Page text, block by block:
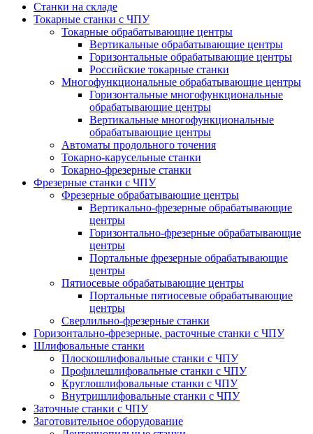
Станки на складе
Токарные станки с ЧПУ
Токарные обрабатывающие центры
Вертикальные обрабатывающие центры
Горизонтальные обрабатывающие центры
Российские токарные станки
Многофункциональные обрабатывающие центры
Горизонтальные многофункциональные
обрабатывающие центры
Вертикальные многофункциональные
обрабатывающие центры
Автоматы продольного точения
Токарно-карусельные станки
Токарно-фрезерные станки
Фрезерные станки с ЧПУ
Фрезерные обрабатывающие центры
Вертикально-фрезерные обрабатывающие
центры
Горизонтально-фрезерные обрабатывающие
центры
Портальные фрезерные обрабатывающие
центры
Пятиосевые обрабатывающие центры
Портальные пятиосевые обрабатывающие
центры
Сверлильно-фрезерные станки
Горизонтально-фрезерные, расточные станки с ЧПУ
Шлифовальные станки
Плоскошлифовальные станки с ЧПУ
Профилешлифовальные станки с ЧПУ
Круглошлифовальные станки с ЧПУ
Внутришлифовальные станки с ЧПУ
Заточные станки с ЧПУ
Заготовительное оборудование